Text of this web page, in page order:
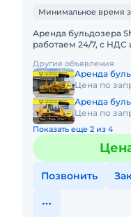
Минимальное время
Аренда бульдозера
работаем 24/7, с НДС
SHANTUI
Другие объявления
Аренда
Цена по
Аренда
Цена по
Показать еще 2 из 4
Позвонить